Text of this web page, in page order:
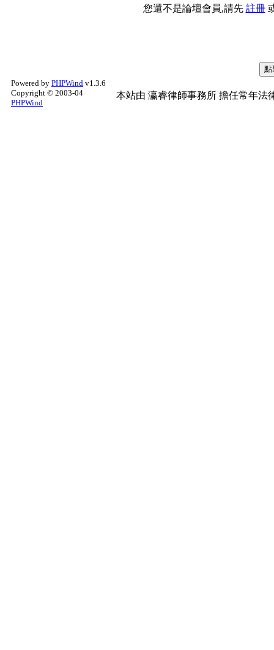
您還不是論壇會員,請先 註冊
Powered by PHPWind v1.3.6
Copyright © 2003-04
PHPWind
本站由 瀛睿律師事務所 擔任常年法